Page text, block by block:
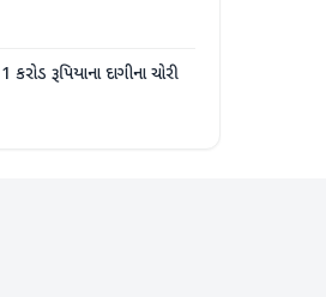
રૂપિયાના દાગીના ચોરી